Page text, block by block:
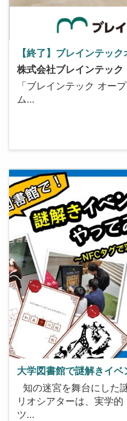
【終了】ブレインテッ
株式会社ブレインテック
「ブレインテック オー
ム…
大学図書館で謎解きイベ
知の迷宮を舞台にした
リオシアターは、実学
ツ…